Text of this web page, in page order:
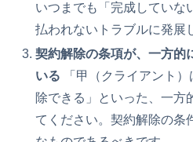
いつまでも「完成していな
払われないトラブルに発展
契約解除の条項が、一方的
いる 「甲（クライアント
除できる」といった、一方
てください。契約解除の条